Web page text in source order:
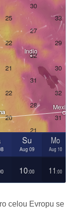
celou Evropu se